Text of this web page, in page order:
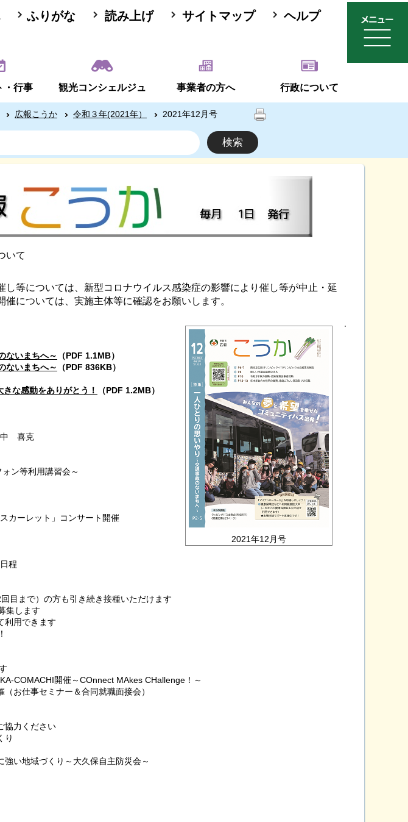
ふりがな 読み上げ サイトマップ ヘルプ
・行事 観光コンシェルジュ 事業者の方へ 行政について
広報こうか 令和３年(2021年） 2021年12月号
いて
し等については、新型コロナウイルス感染症の影響により催し等が中止・延
については、実施主体等に確認をお願いします。
2021年12月号
ないまちへ～
（PDF 1.1MB）
ないまちへ～
（PDF 836KB）
な感動をありがとう！ （PDF 1.2MB）
中 喜克
ン等利用講習会～
カーレット」コンサート開催
程
目まで）の方も引き続き接種いただけます
集します
利用できます
COMACHI開催～COnnect MAkes CHallenge！～
お仕事セミナー＆合同就職面接会）
協力ください
り
い地域づくり～大久保自主防災会～